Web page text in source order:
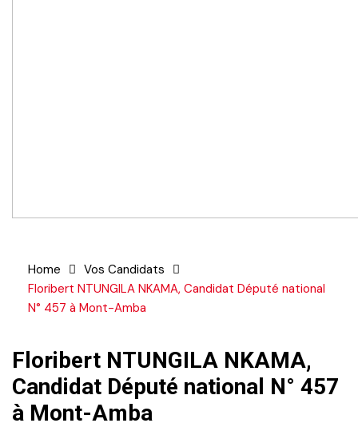
Home
Vos Candidats
Floribert NTUNGILA NKAMA, Candidat Député national
N° 457 à Mont-Amba
Floribert NTUNGILA NKAMA,
Candidat Député national N° 457
à Mont-Amba